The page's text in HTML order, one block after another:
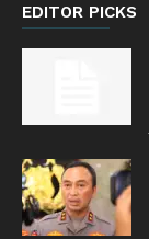
EDITOR PICKS